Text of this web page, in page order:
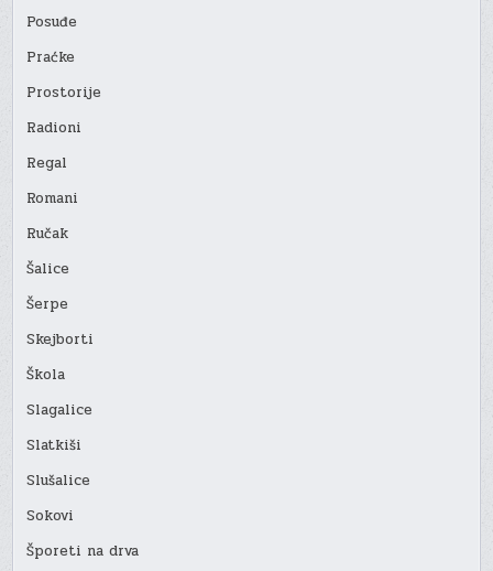
Posuđe
Praćke
Prostorije
Radioni
Regal
Romani
Ručak
Šalice
Šerpe
Skejborti
Škola
Slagalice
Slatkiši
Slušalice
Sokovi
Šporeti na drva